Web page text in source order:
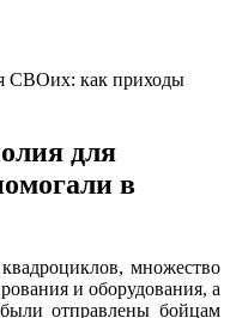
СВОих: как приходы
для
в
множество
и оборудования, а
отправлены бойцам